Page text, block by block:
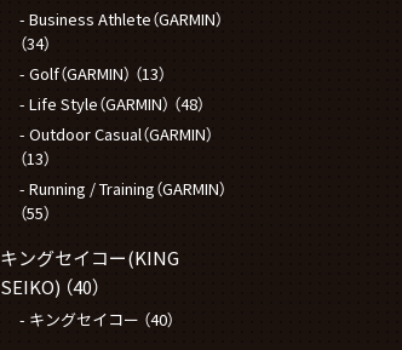
Business Athlete（GARMIN）
（34）
Golf（GARMIN） （13）
Life Style（GARMIN） （48）
Outdoor Casual（GARMIN）
（13）
Running / Training（GARMIN）
（55）
キングセイコー(KING
SEIKO) （40）
キングセイコー （40）